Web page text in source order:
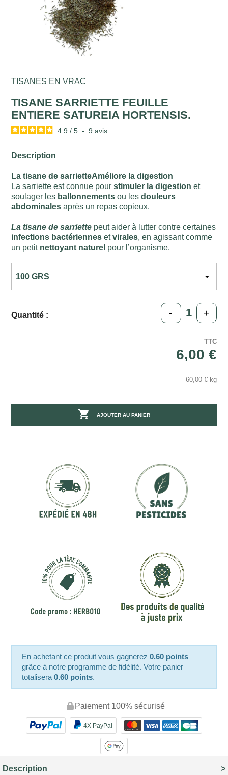
TISANES EN VRAC
TISANE SARRIETTE FEUILLE
ENTIERE SATUREIA HORTENSIS.
4.9 / 5 - 9avis
Description
La tisane de sarrietteAméliore la digestion
La sarriette est connue pourstimuler la digestion et
soulager les ballonnements ou lesdouleurs
abdominales après un repas copieux.
La tisane de sarriette peut aider à lutter contre certaines
infections bactériennes etvirales, en agissant comme
un petit nettoyant naturel pour l’organisme.
Quantité : - +
TTC
6,00 €
60,00 € kg
 AJOUTER AU PANIER
En achetant ce produit vous gagnerez0.60 points
grâce à notre programme de fidélité. Votre panier
totalisera0.60 points.
Paiement 100% sécurisé
4X PayPal
Description